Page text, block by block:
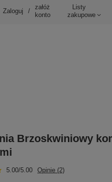
Zaloguj /
załóż
konto
Listy
zakupowe
Brzoskwiniowy
5.00/5.00 Opinie (2)